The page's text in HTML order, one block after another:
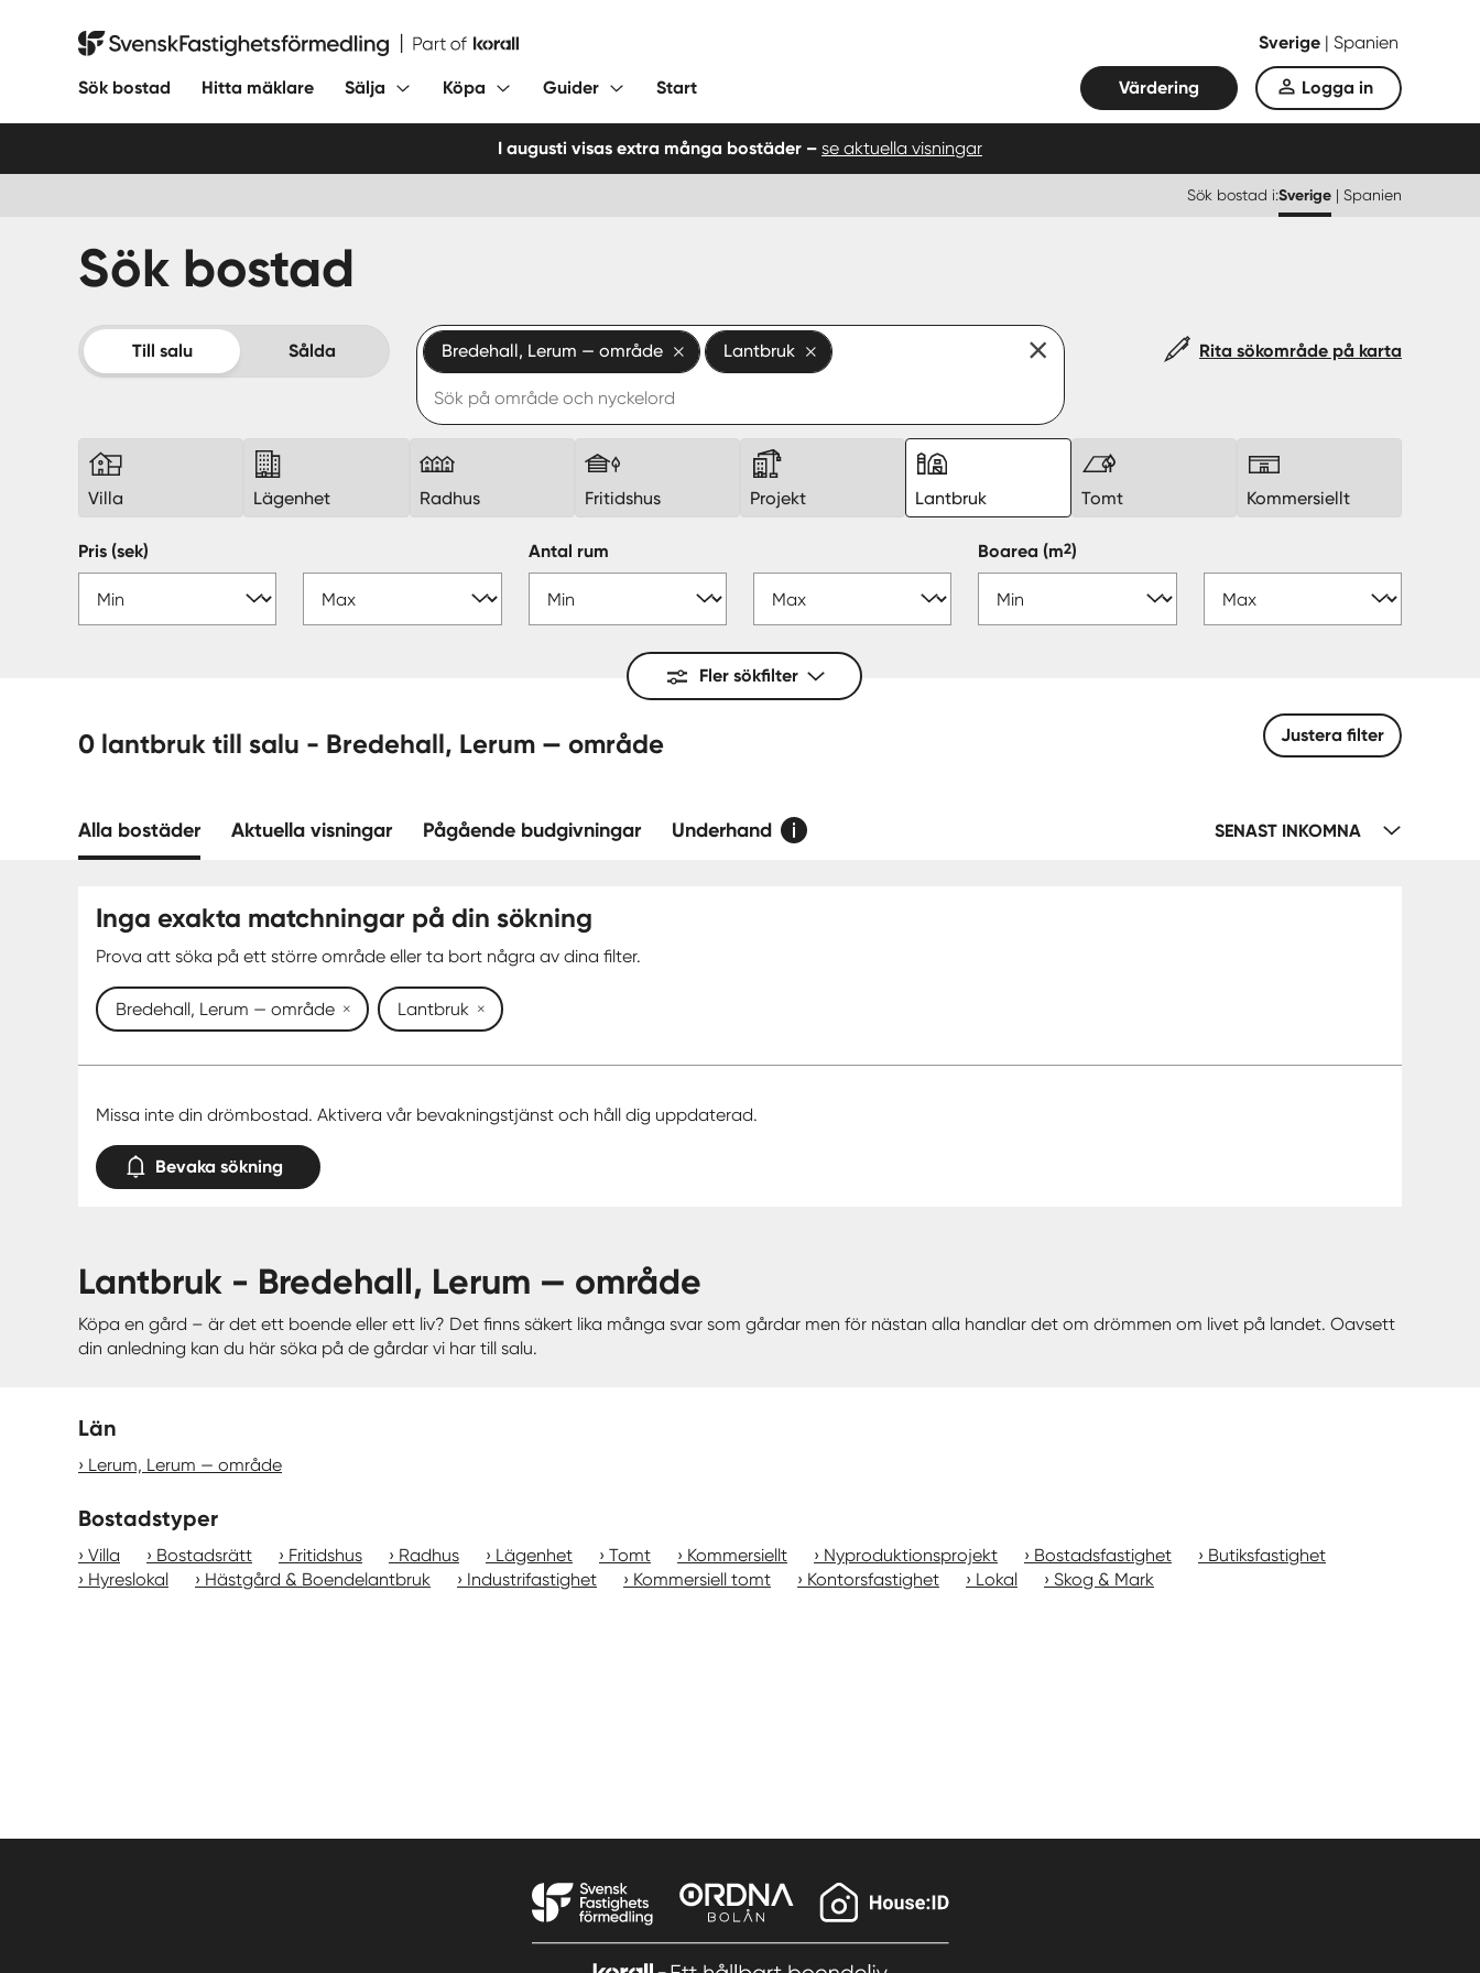
Svensk Fastighetsförmedling Sverige | Spanien
Sök bostad Hitta mäklare Sälja Köpa Guider Start Värdering Logga in
I augusti visas extra många bostäder – se aktuella visningar
Sök bostad i:Sverige | Spanien
Sök bostad
Till salu Sålda Bredehall, Lerum — område Lantbruk Rita sökområde på karta
Villa Lägenhet Radhus Fritidshus Projekt Lantbruk Tomt Kommersiellt
Pris (sek) Antal rum Boarea(m2)
Fler sökfilter
0 lantbruk till salu - Bredehall, Lerum — område Justera filter
Alla bostäder Aktuella visningar Pågående budgivningar Underhand SENAST INKOMNA
Inga exakta matchningar på din sökning
Prova att söka på ett större område eller ta bort några av dina filter.
Bredehall, Lerum — område Lantbruk
Missa inte din drömbostad. Aktivera vår bevakningstjänst och håll dig uppdaterad.
Bevaka sökning
lantbruk - Bredehall, Lerum — område
Köpa en gård – är det ett boende eller ett liv? Det finns säkert lika många svar som gårdar men för nästan alla handlar det om drömmen om livet på landet. Oavsett
din anledning kan du här söka på de gårdar vi har till salu.
Län
Lerum, Lerum — område
Bostadstyper
Villa Bostadsrätt Fritidshus Radhus Lägenhet Tomt Kommersiellt Nyproduktionsprojekt Bostadsfastighet
Butiksfastighet
Hyreslokal
Hästgård & Boendelantbruk Industrifastighet Kommersiell tomt Kontorsfastighet Lokal Skog & Mark